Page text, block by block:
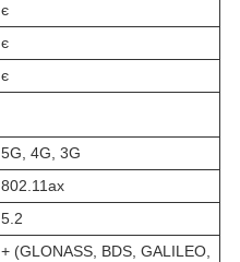
є
є
є
5G, 4G, 3G
802.11ax
5.2
+ (GLONASS, BDS, GALILEO,